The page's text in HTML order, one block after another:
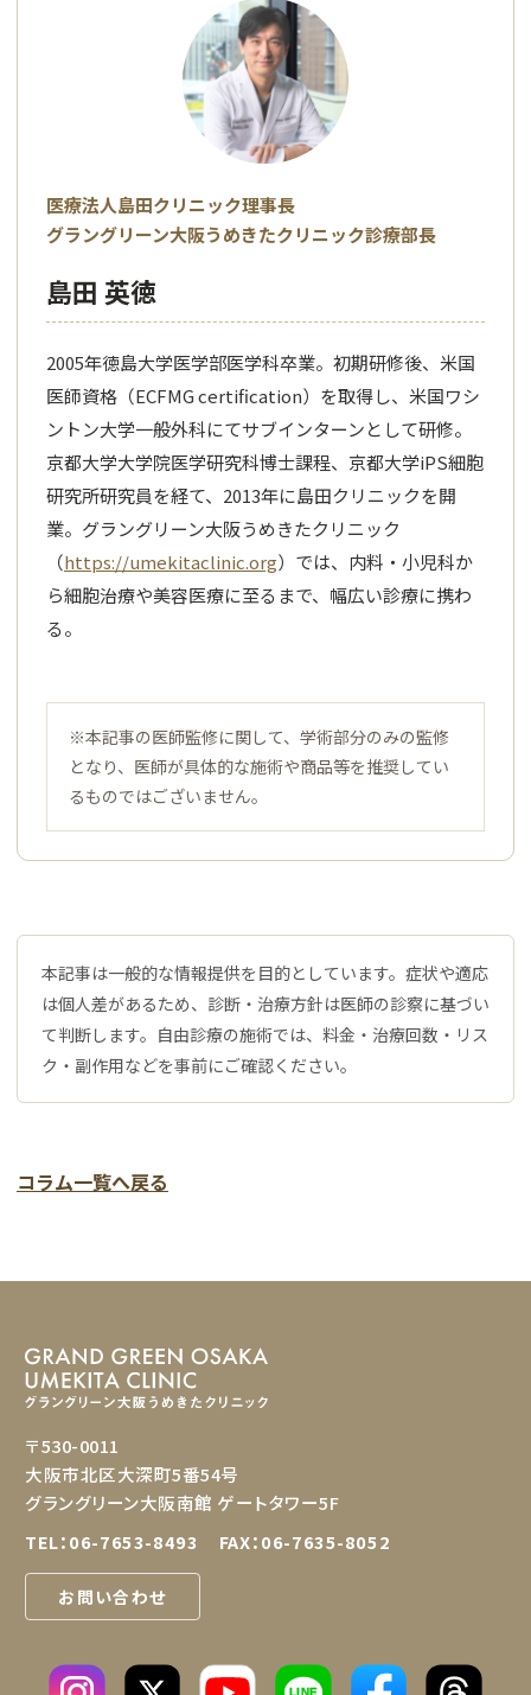
医療法人島田クリニック理事長
グラングリーン大阪うめきたクリニック診療部長
島田 英徳
2005年徳島大学医学部医学科卒業。初期研修後、米国
医師資格（ECFMG certification）を取得し、米国ワシ
ントン大学一般外科にてサブインターンとして研修。
京都大学大学院医学研究科博士課程、京都大学iPS細胞
研究所研究員を経て、2013年に島田クリニックを開
業。グラングリーン大阪うめきたクリニック
（https://umekitaclinic.org）では、内料・小児科か
ら細胞治療や美容医療に至るまで、幅広い診療に携わ
る。
※本記事の医師監修に関して、学術部分のみの監修
となり、医師が具体的な施術や商品等を推奨してい
るものではございません。
本記事は一般的な情報提供を目的としています。症状や適応
は個人差があるため、診断・治療方針は医師の診察に基づい
て判断します。自由診療の施術では、料金・治療回数・リス
ク・副作用などを事前にご確認ください。
コラム一覧へ戻る
〒530-0011
大阪市北区大深町5番54号
グラングリーン大阪南館 ゲートタワー5F
TEL：06-7653-8493 FAX：06-7635-8052
お問い合わせ
LINE